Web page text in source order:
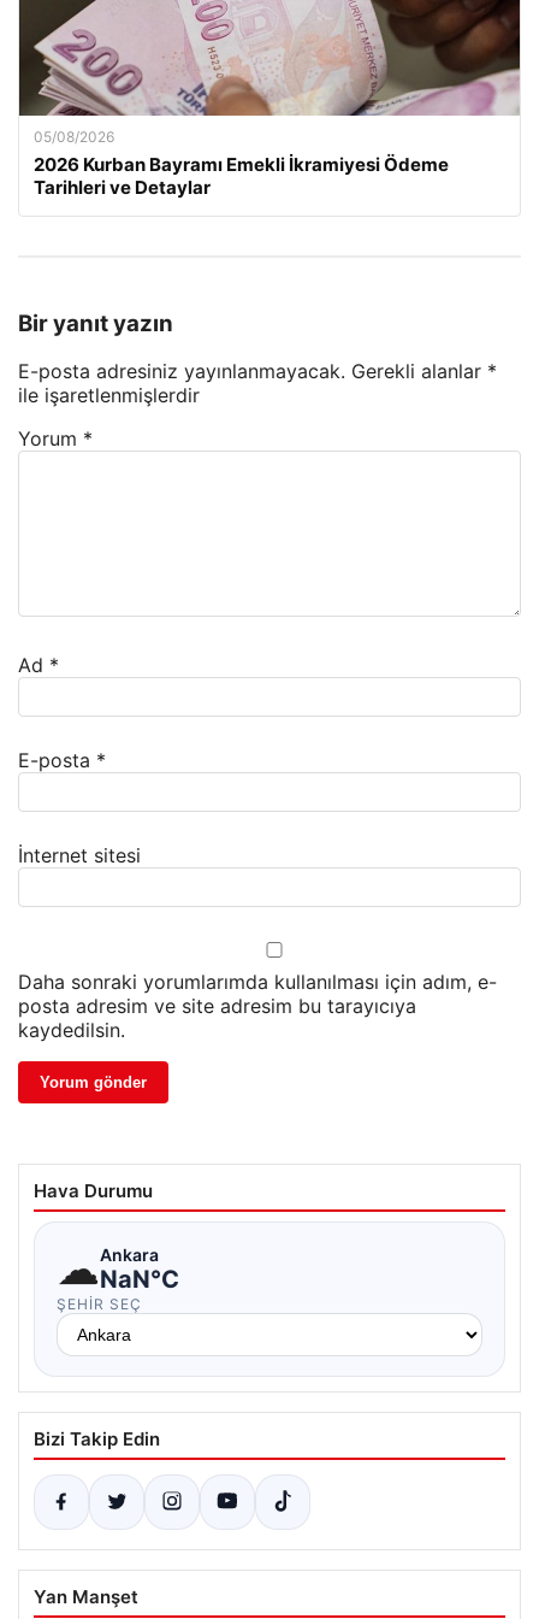
05/08/2026
2026 Kurban Bayramı Emekli İkramiyesi Ödeme
Tarihleri ve Detaylar
Bir yanıt yazın
E-posta adresiniz yayınlanmayacak. Gerekli alanlar *
ile işaretlenmişlerdir
Yorum *
Ad *
E-posta *
İnternet sitesi
Daha sonraki yorumlarımda kullanılması için adım, e-
posta adresim ve site adresim bu tarayıcıya
kaydedilsin.
Hava Durumu
☁Ankara
NaN°C
ŞEHIR SEÇ
Bizi Takip Edin
Yan Manşet